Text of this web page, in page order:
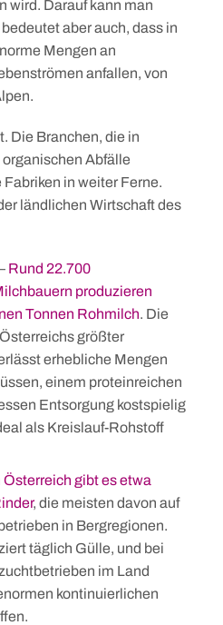
wird. Darauf kann man
aber auch, dass in
Mengen an
anfallen, von
Die Branchen, die in
Abfälle
in weiter Ferne.
ländlichen Wirtschaft des
Rund 22.700
produzieren
Tonnen Rohmilch. Die
größter
erhebliche Mengen
einem proteinreichen
Entsorgung kostspielig
als Kreislauf-Rohstoff
Österreich gibt es etwa
, die meisten davon auf
in Bergregionen.
täglich Gülle, und bei
im Land
kontinuierlichen